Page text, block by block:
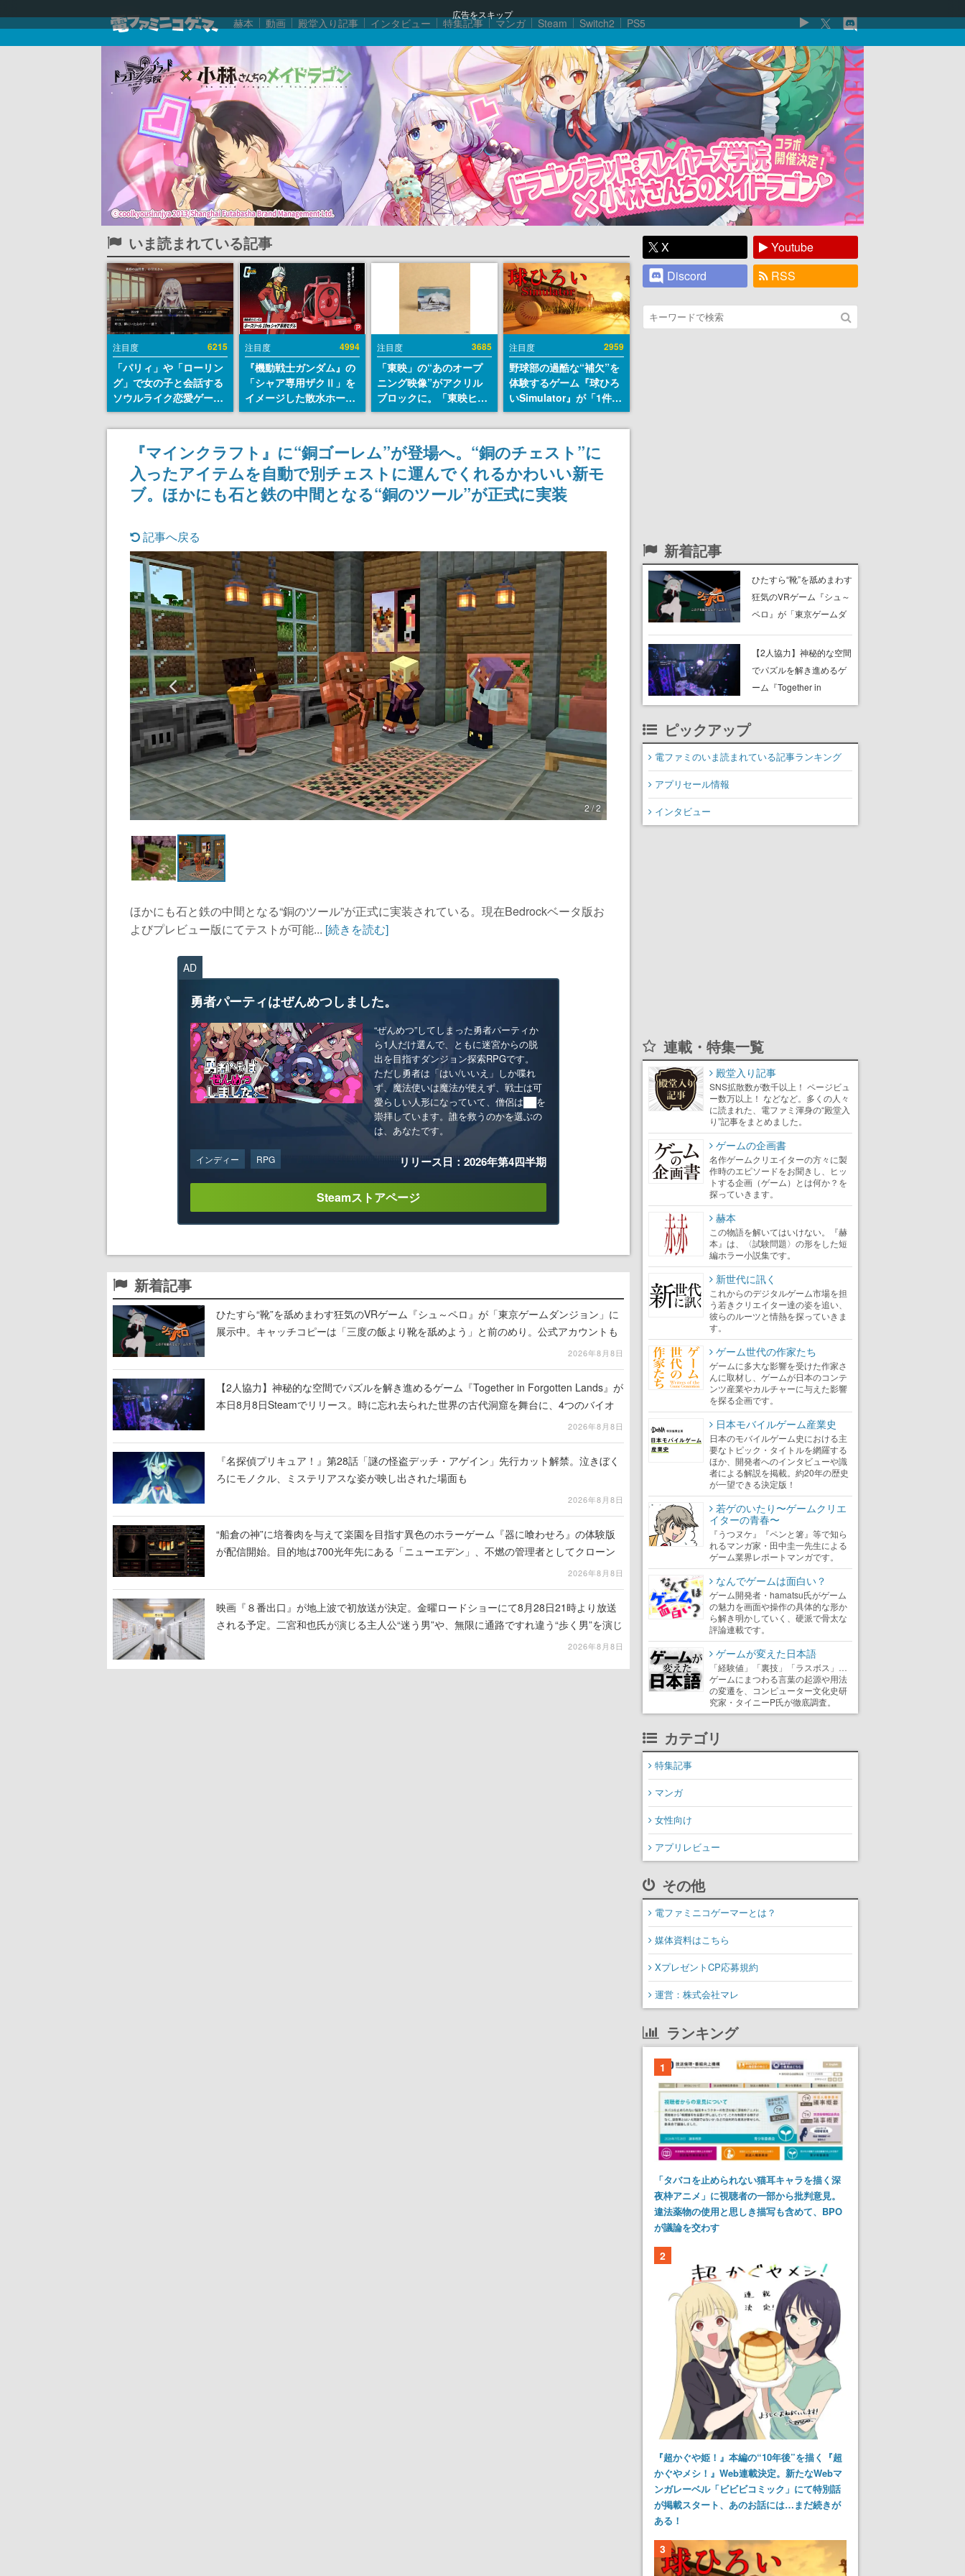
広告をスキップ
赫本 動画 殿堂入り記事 インタビュー 特集記事 マンガ Steam Switch2 PS5
いま読まれている記事
注目度 6215
「パリィ」や「ローリン
グ」で女の子と会話する
ソウルライク恋愛ゲーム
『小早川さんはソウルラ
イク』無料公開。返事に
失敗すると「YOU
DIED」
注目度 4994
『機動戦士ガンダム』の
「シャア専用ザクⅡ」を
イメージした散水ホース
リールが予約開始。本体
にはシャアのパーソナル
マークやジオン公国軍の
エンブレム、型式番号な
どを配置
注目度 3685
「東映」の“あのオープ
ニング映像”がアクリル
ブロックに。「東映ヒス
トリカル グッズコレクシ
ョン」が8月下旬より発
売
注目度 2959
野球部の過酷な“補欠”を
体験するゲーム『球ひろ
いSimulator』が「1件」
のウィッシュリストをも
とにチェコ語に対応し
SNSで話題に。『キング
ダム・カム』開発元やチ
ェコのプロ野球選手から
称賛の声
『マインクラフト』に“銅ゴーレム”が登場へ。“銅のチェスト”に
入ったアイテムを自動で別チェストに運んでくれるかわいい新モ
ブ。ほかにも石と鉄の中間となる“銅のツール”が正式に実装
記事へ戻る
2 / 2
ほかにも石と鉄の中間となる“銅のツール”が正式に実装されている。現在Bedrockベータ版お
よびプレビュー版にてテストが可能... [続きを読む]
AD
勇者パーティはぜんめつしました。
“ぜんめつ”してしまった勇者パーティか
ら1人だけ選んで、ともに迷宮からの脱
出を目指すダンジョン探索RPGです。
ただし勇者は「はい/いいえ」しか喋れ
ず、魔法使いは魔法が使えず、戦士は可
愛らしい人形になっていて、僧侶は██を
崇拝しています。誰を救うのかを選ぶの
は、あなたです。
インディー RPG リリース日：2026年第4四半期
Steamストアページ
新着記事
ひたすら“靴”を舐めまわす狂気のVRゲーム『シュ～ペロ』が「東京ゲームダンジョン」に
展示中。キャッチコピーは「三度の飯より靴を舐めよう」と前のめり。公式アカウントも
2026年8月8日
【2人協力】神秘的な空間でパズルを解き進めるゲーム『Together in Forgotten Lands』が
本日8月8日Steamでリリース。時に忘れ去られた世界の古代洞窟を舞台に、4つのバイオ
2026年8月8日
『名探偵プリキュア！』第28話「謎の怪盗デッチ・アゲイン」先行カット解禁。泣きぼく
ろにモノクル、ミステリアスな姿が映し出された場面も
2026年8月8日
“船倉の神”に培養肉を与えて楽園を目指す異色のホラーゲーム『器に喰わせろ』の体験版
が配信開始。目的地は700光年先にある「ニューエデン」、不燃の管理者としてクローン
2026年8月8日
映画『８番出口』が地上波で初放送が決定。金曜ロードショーにて8月28日21時より放送
される予定。二宮和也氏が演じる主人公“迷う男”や、無限に通路ですれ違う“歩く男”を演じ
2026年8月8日
X
Youtube
Discord
RSS
新着記事
ひたすら“靴”を舐めまわす
狂気のVRゲーム『シュ～
ペロ』が「東京ゲームダ
ャッチコピーは「三度の
飯より靴を舐めよう」と
前のめり。公式アカウン
【2人協力】神秘的な空間
でパズルを解き進めるゲ
ーム『Together in
Forgotten Lands』が本日
界の古代洞窟を舞台に、4
つのバイオームを探索し
ピックアップ
電ファミのいま読まれている記事ランキング
アプリセール情報
インタビュー
連載・特集一覧
殿堂入り記事
SNS拡散数が数千以上！ ページビュ
ー数万以上！ などなど。多くの人々
に読まれた、電ファミ渾身の“殿堂入
り”記事をまとめました。
ゲームの企画書
名作ゲームクリエイターの方々に製
作時のエピソードをお聞きし、ヒッ
トする企画（ゲーム）とは何か？を
探っていきます。
赫本
この物語を解いてはいけない。『赫
本』は、〈試験問題〉の形をした短
編ホラー小説集です。
新世代に訊く
これからのデジタルゲーム市場を担
う若きクリエイター達の姿を追い、
彼らのルーツと情熱を探っていきま
す。
ゲーム世代の作家たち
ゲームに多大な影響を受けた作家さ
んに取材し、ゲームが日本のコンテ
ンツ産業やカルチャーに与えた影響
を探る企画です。
日本モバイルゲーム産業史
日本のモバイルゲーム史における主
要なトピック・タイトルを網羅する
ほか、開発者へのインタビューや識
者による解説を掲載。約20年の歴史
が一望できる決定版！
若ゲのいたり〜ゲームクリエ
イターの青春〜
『うつヌケ』『ペンと箸』等で知ら
れるマンガ家・田中圭一先生による
ゲーム業界レポートマンガです。
なんでゲームは面白い？
ゲーム開発者・hamatsu氏がゲーム
の魅力を画面や操作の具体的な形か
ら解き明かしていく、硬派で骨太な
評論連載です。
ゲームが変えた日本語
「経験値」「裏技」「ラスボス」…
ゲームにまつわる言葉の起源や用法
の変遷を、コンピューター文化史研
究家・タイニーP氏が徹底調査。
カテゴリ
特集記事
マンガ
女性向け
アプリレビュー
その他
電ファミニコゲーマーとは？
媒体資料はこちら
XプレゼントCP応募規約
運営：株式会社マレ
ランキング
1
「タバコを止められない猫耳キャラを描く深
夜枠アニメ」に視聴者の一部から批判意見。
違法薬物の使用と思しき描写も含めて、BPO
が議論を交わす
2
『超かぐや姫！』本編の“10年後”を描く『超
かぐやメシ！』Web連載決定。新たなWebマ
ンガレーベル「ビビビコミック」にて特別話
が掲載スタート、あのお話には…まだ続きが
ある！
3